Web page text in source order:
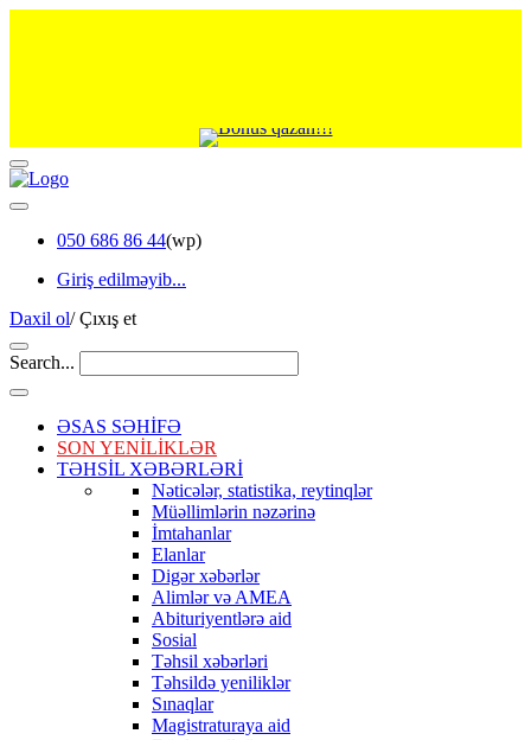
050 686 86 44(wp)
Giriş edilməyib...
Daxil ol/Çıxış et
Search...
ƏSAS SƏHİFƏ
SON YENİLİKLƏR
TƏHSİL XƏBƏRLƏRİ
Nəticələr, statistika, reytinqlər
Müəllimlərin nəzərinə
İmtahanlar
Elanlar
Digər xəbərlər
Alimlər və AMEA
Abituriyentlərə aid
Sosial
Təhsil xəbərləri
Təhsildə yeniliklər
Sınaqlar
Magistraturaya aid